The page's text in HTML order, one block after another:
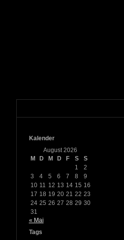
Kalender
August 2026
M
D M D F S
S
1
2
3
4 5 6 7 8
9
10 11 12 13 14 15 16
17 18 19 20 21 22 23
24 25 26 27 28 29 30
31
« Mai
Tags